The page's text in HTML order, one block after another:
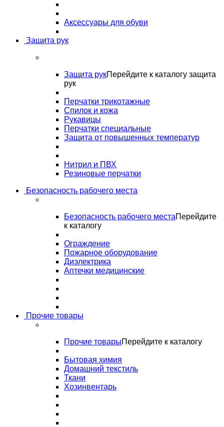
Аксессуары для обуви
Защита рук
Защита рукПерейдите к каталогу защита
рук
Перчатки трикотажные
Спилок и кожа
Рукавицы
Перчатки специальные
Защита от повышенных температур
Нитрил и ПВХ
Резиновые перчатки
Безопасность рабочего места
Безопасность рабочего местаПерейдите
к каталогу
Ограждение
Пожарное оборудование
Диэлектрика
Аптечки медицинские
Прочие товары
Прочие товарыПерейдите к каталогу
Бытовая химия
Домашний текстиль
Ткани
Хозинвентарь